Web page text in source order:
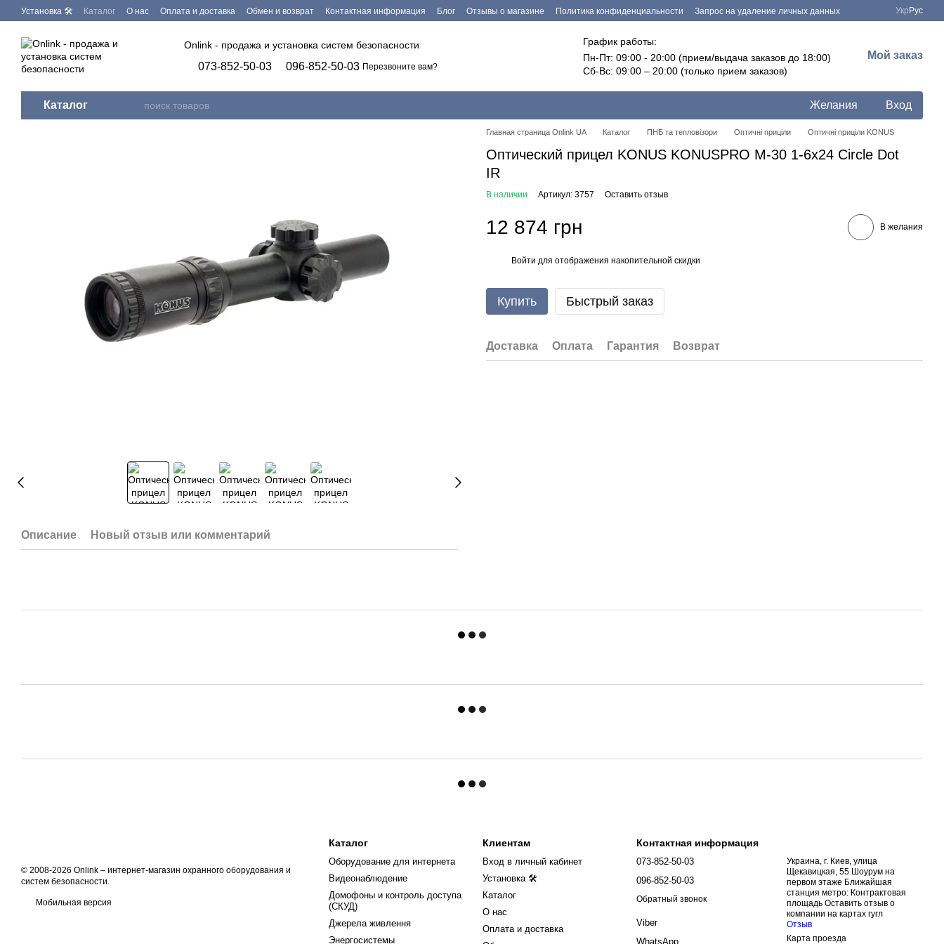
Перейти к основному контенту
Установка 🛠 Каталог О нас Оплата и доставка Обмен и возврат Контактная информация Блог Отзывы о магазине Политика конфиденциальности
Запрос на удаление личных данных
Укр Рус
Onlink - продажа и установка систем безопасности
073-852-50-03 096-852-50-03 Перезвоните вам?
График работы:
Пн-Пт: 09:00 - 20:00 (прием/выдача заказов до 18:00)
Сб-Вс: 09:00 – 20:00 (только прием заказов)
Мой заказ
Каталог Желания Вход
Описание Новый отзыв или комментарий
Главная страница Onlink UA Каталог ПНБ та тепловізори Оптичні приціли Оптичні приціли KONUS
Оптический прицел KONUS KONUSPRO M-30 1-6x24 Circle Dot
IR
В наличии Артикул: 3757 Оставить отзыв
12 874 грн В желания
Войти для отображения накопительной скидки
Купить Быстрый заказ
Доставка Оплата Гарантия Возврат
© 2008-2026 Onlink – интернет-магазин охранного оборудования и
систем безопасности.
Мобильная версия
Каталог
Оборудование для интернета
Видеонаблюдение
Домофоны и контроль доступа
(СКУД)
Джерела живлення
Энергосистемы
Клиентам
Вход в личный кабинет
Установка 🛠
Каталог
О нас
Оплата и доставка
Контактная информация
073-852-50-03
096-852-50-03
Обратный звонок
Viber
WhatsApp
Украина, г. Киев, улица
Щекавицкая, 55 Шоурум на
первом этаже Ближайшая
станция метро: Контрактовая
площадь Оставить отзыв о
компании на картах гугл
Отзыв
Карта проезда